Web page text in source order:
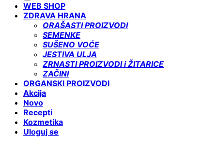
WEB SHOP
ZDRAVA HRANA
ORAŠASTI PROIZVODI
SEMENKE
SUŠENO VOĆE
JESTIVA ULJA
ZRNASTI PROIZVODI i ŽITARICE
ZAČINI
ORGANSKI PROIZVODI
Akcija
Novo
Recepti
Kozmetika
Uloguj se